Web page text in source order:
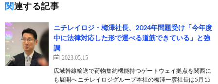
関連する記事
ニチレイロジ・梅澤社長、2024年問題受け「今年度
中に法律対応した形で運べる道筋できている」と強
調
2023.05.15
広域幹線輸送で荷物集約機能持つゲートウェイ拠点を関西に
も展開へ ニチレイロジグループ本社の梅澤一彦社長は5月15